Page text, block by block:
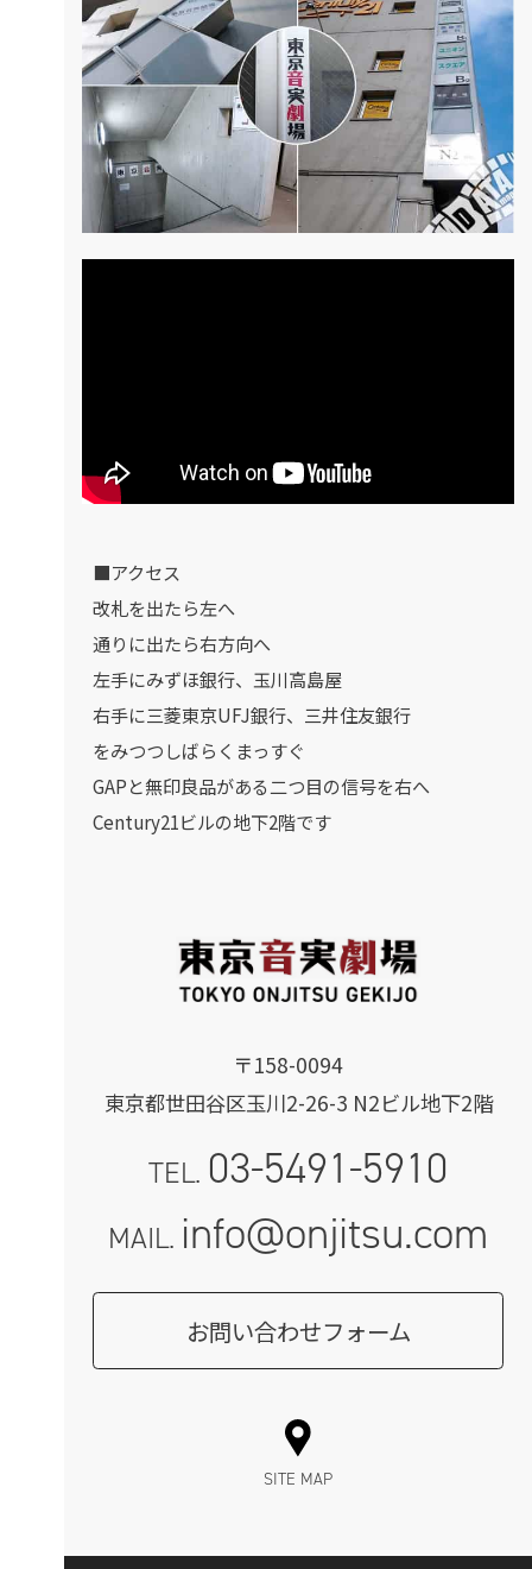
〒158-0094
東京都世田谷区玉川2-26-3 N2ビル地下2階
TEL. 03-5491-5910
MAIL. info@onjitsu.com
お問い合わせフォーム
■アクセス
改札を出たら左へ
通りに出たら右方向へ
左手にみずほ銀行、玉川高島屋
右手に三菱東京UFJ銀行、三井住友銀行
をみつつしばらくまっすぐ
GAPと無印良品がある二つ目の信号を右へ
Century21ビルの地下2階です
SITE MAP